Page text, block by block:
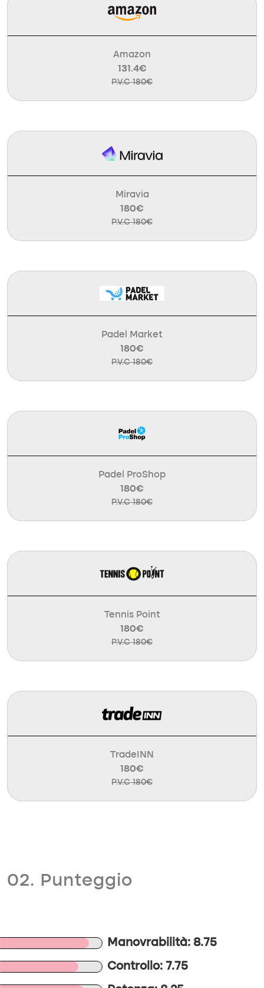
Amazon
131.4€
P.V.C 180€
Miravia
180€
P.V.C 180€
Padel Market
180€
P.V.C 180€
Padel ProShop
180€
P.V.C 180€
Tennis Point
180€
P.V.C 180€
TradeINN
180€
P.V.C 180€
02. Punteggio
Manovrabilità: 8.75
Controllo: 7.75